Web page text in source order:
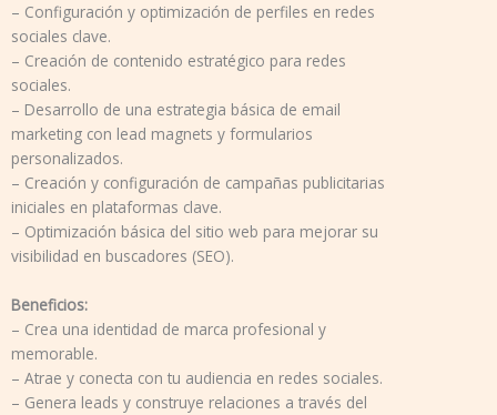
– Configuración y optimización de perfiles en redes
sociales clave.
– Creación de contenido estratégico para redes
sociales.
– Desarrollo de una estrategia básica de email
marketing con lead magnets y formularios
personalizados.
– Creación y configuración de campañas publicitarias
iniciales en plataformas clave.
– Optimización básica del sitio web para mejorar su
visibilidad en buscadores (SEO).
Beneficios:
– Crea una identidad de marca profesional y
memorable.
– Atrae y conecta con tu audiencia en redes sociales.
– Genera leads y construye relaciones a través del